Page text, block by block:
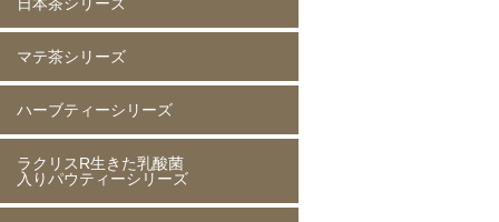
ストレート紅茶 無糖 80g
ストレート紅茶 無糖 250g
ストレート紅茶 無糖 1kg
アールグレイ紅茶 80g
アールグレイ紅茶 250g
レモンティー 80g
レモンティー 250g
キャラメルティー 80g
キャラメルティー 250g
アップルティー 80g
アップルティー 250g
トロピカルティー 250g
ストロベリーティー 250g
日本茶シリーズ
緑茶 80g
緑茶 250g
緑茶 1kg
香りほうじ茶 80g
ほうじ茶 250g
香り麦茶 80g
麦茶 250g
香ばしい麦茶 1kg
抹茶入り玄米茶 80g
玄米茶 250g
マテ茶シリーズ
ローストマテ茶 80g
ローストマテ茶 250g
コーヒー風味マテ茶 80g
コーヒー風味マテ茶 250g
ミントマテ茶 80g
ミントマテ茶 250g
オレンジマテ茶 80g
レモンマテ茶 80g
ハーブティーシリーズ
ジャスミン茶 80g
ジャスミン茶 250g
ルイボスティー 50g
ルイボスティー 250g
ラクリスR生きた乳酸菌
入りパウティーシリーズ